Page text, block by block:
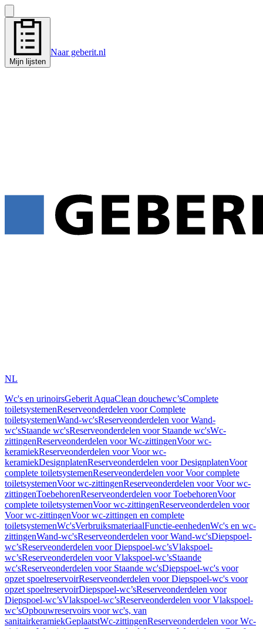
Mijn lijsten
Naar geberit.nl
NL
Wc's en urinoirsGeberit AquaClean douchewc’sComplete
toiletsystemenReserveonderdelen voor Complete
toiletsystemenWand-wc'sReserveonderdelen voor Wand-
wc'sStaande wc'sReserveonderdelen voor Staande wc'sWc-
zittingenReserveonderdelen voor Wc-zittingenVoor wc-
keramiekReserveonderdelen voor Voor wc-
keramiekDesignplatenReserveonderdelen voor DesignplatenVoor
complete toiletsystemenReserveonderdelen voor Voor complete
toiletsystemenVoor wc-zittingenReserveonderdelen voor Voor wc-
zittingenToebehorenReserveonderdelen voor ToebehorenVoor
complete toiletsystemenVoor wc-zittingenReserveonderdelen voor
Voor wc-zittingenVoor wc-zittingen en complete
toiletsystemenWc'sVerbruiksmateriaalFunctie-eenhedenWc's en wc-
zittingenWand-wc'sReserveonderdelen voor Wand-wc'sDiepspoel-
wc’sReserveonderdelen voor Diepspoel-wc’sVlakspoel-
wc’sReserveonderdelen voor Vlakspoel-wc’sStaande
wc'sReserveonderdelen voor Staande wc'sDiepspoel-wc's voor
opzet spoelreservoirReserveonderdelen voor Diepspoel-wc's voor
opzet spoelreservoirDiepspoel-wc’sReserveonderdelen voor
Diepspoel-wc’sVlakspoel-wc’sReserveonderdelen voor Vlakspoel-
wc’sOpbouwreservoirs voor wc's, van
sanitairkeramiekGeplaatstWc-zittingenReserveonderdelen voor Wc-